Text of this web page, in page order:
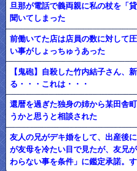
旦那が電話で義両親に私の杖を「
聞いてしまった
前働いてた店は店員の数に対して
い事がしょっちゅうあった
【鬼砲】自殺した竹内結子さん、
る・・・これは・・・
還暦を過ぎた独身の姉から某田舎
うかと思うと相談された
友人の兄がデキ婚をして、出産後
が友母を冷たい目で見たが、友兄
わらない事を条件」に鑑定承諾。